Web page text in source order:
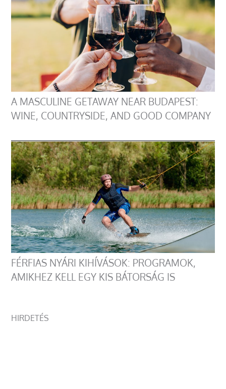
A MASCULINE GETAWAY NEAR BUDAPEST:
WINE, COUNTRYSIDE, AND GOOD COMPANY
FÉRFIAS NYÁRI KIHÍVÁSOK: PROGRAMOK,
AMIKHEZ KELL EGY KIS BÁTORSÁG IS
HIRDETÉS